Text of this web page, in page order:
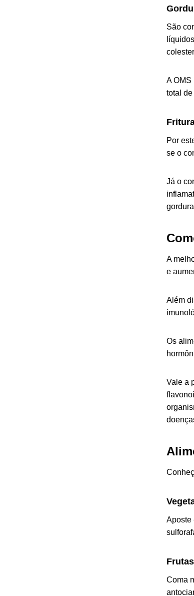
São
A OMS
total
Por
se o
Já o
A
e
Além
Os
Vale a
Aposte
Coma